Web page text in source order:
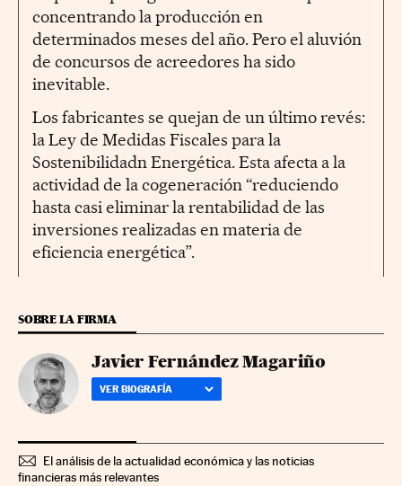
concentrando la producción en
determinados meses del año. Pero el aluvión
de concursos de acreedores ha sido
inevitable.
Los fabricantes se quejan de un último revés:
la Ley de Medidas Fiscales para la
Sostenibilidadn Energética. Esta afecta a la
actividad de la cogeneración “reduciendo
hasta casi eliminar la rentabilidad de las
inversiones realizadas en materia de
eficiencia energética”.
SOBRE LA FIRMA
Javier Fernández Magariño
VER BIOGRAFÍA
El análisis de la actualidad económica y las noticias
financieras más relevantes